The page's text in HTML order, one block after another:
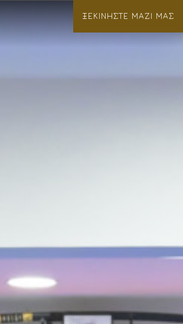
ΞΕΚΙΝΗΣΤΕ ΜΑΖΙ ΜΑΣ